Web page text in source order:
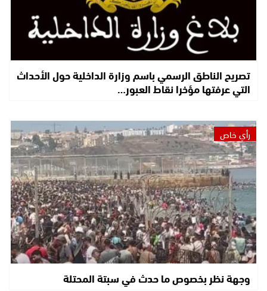
تصريح الناطق الرسمي باسم وزارة الداخلية حول الأحداث
التي عرفتها مؤخرا نقاط العبور…
رأي خاص
وجهة نظر بخصوص ما حدث في سبتة المحتلة